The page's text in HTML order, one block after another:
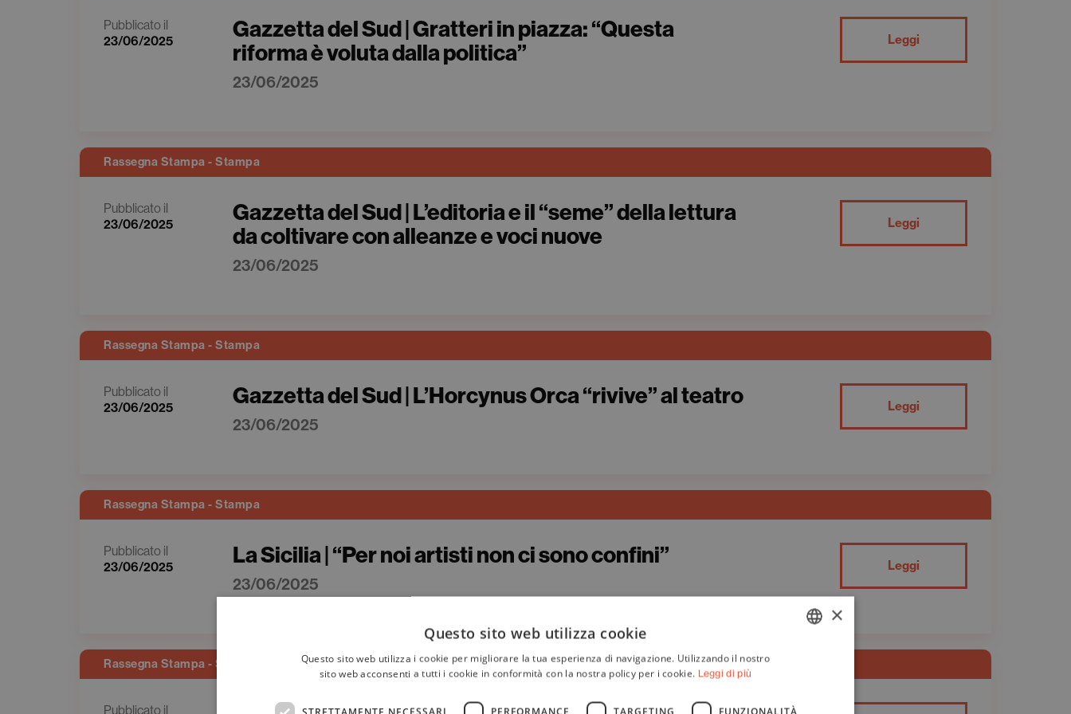
Pubblicato il
23/06/2025
Gazzetta del Sud | Gratteri in piazza: “Questa
riforma è voluta dalla politica”
23/06/2025
Leggi
Rassegna Stampa - Stampa
Pubblicato il
23/06/2025
Gazzetta del Sud | L’editoria e il “seme” della lettura
da coltivare con alleanze e voci nuove
23/06/2025
Leggi
Rassegna Stampa - Stampa
Pubblicato il
23/06/2025
Gazzetta del Sud | L’Horcynus Orca “rivive” al teatro
23/06/2025
Leggi
Rassegna Stampa - Stampa
Pubblicato il
23/06/2025
La Sicilia | “Per noi artisti non ci sono confini”
23/06/2025
Leggi
Rassegna Stampa - Stampa
Pubblicato il
×
Questo sito web utilizza cookie
Questo sito web utilizza i cookie per migliorare la tua esperienza di navigazione. Utilizzando il nostro
sito web acconsenti a tutti i cookie in conformità con la nostra policy per i cookie. Leggi di più
STRETTAMENTE NECESSARI PERFORMANCE TARGETING FUNZIONALITÀ